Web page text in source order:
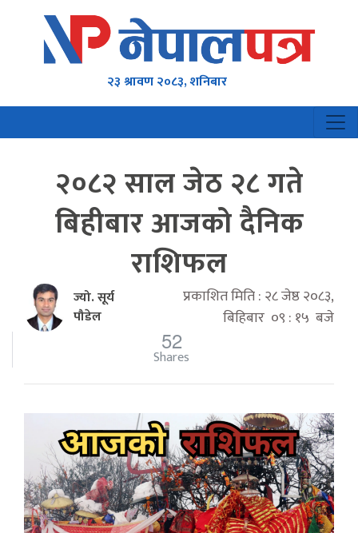
२३ श्रावण २०८३, शनिबार
२०८२ साल जेठ २८ गते
बिहीबार आजको दैनिक
राशिफल
ज्यो. सूर्य
पौडेल
प्रकाशित मिति : २८ जेष्ठ २०८३,
बिहिबार ०९ : १५ बजे
52
Shares